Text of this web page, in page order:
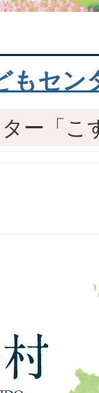
もセン
ー「こ